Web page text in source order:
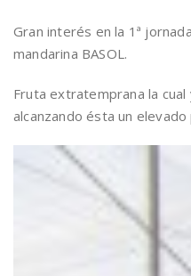
Gran interés en la 1ª
mandarina BASOL.
Fruta extratemprana la
alcanzando ésta un